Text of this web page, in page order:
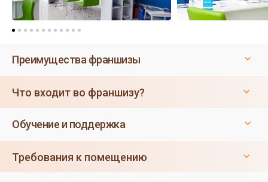
Преимущества франшизы
Что входит во франшизу?
Обучение и поддержка
Требования к помещению